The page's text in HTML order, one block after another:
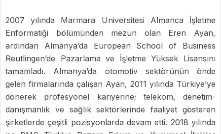
2007 yılında Marmara Üniversitesi Almanca İşletme
Enformatiği bölümünden mezun olan Eren Ayan,
ardından Almanya’da European School of Business
Reutlingen’de Pazarlama ve İşletme Yüksek Lisansını
tamamladı. Almanya’da otomotiv sektörünün önde
gelen firmalarında çalışan Ayan, 2011 yılında Türkiye’ye
dönerek profesyonel kariyerine; telekom, denetim-
danışmanlık ve sağlık sektörlerinde faaliyet gösteren
şirketlerde çeşitli pozisyonlarda devam etti. 2018 yılında